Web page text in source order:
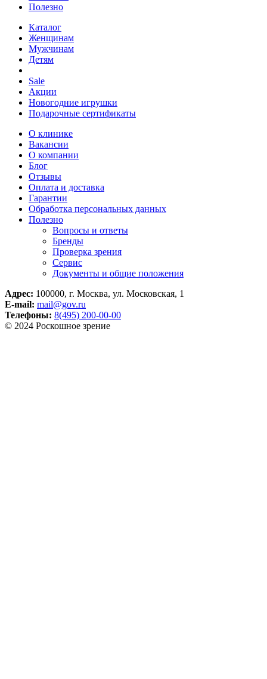
Полезно
Каталог
Женщинам
Мужчинам
Детям
Sale
Акции
Новогодние игрушки
Подарочные сертификаты
О клинике
Вакансии
О компании
Блог
Отзывы
Оплата и доставка
Гарантии
Обработка персональных данных
Полезно
Вопросы и ответы
Бренды
Проверка зрения
Сервис
Документы и общие положения
Адрес: 100000, г. Москва, ул. Московская, 1
E-mail: mail@gov.ru
Телефоны: 8(495) 200-00-00
© 2024 Роскошное зрение